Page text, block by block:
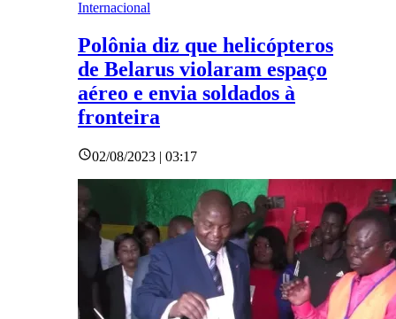
Internacional
Polônia diz que helicópteros
de Belarus violaram espaço
aéreo e envia soldados à
fronteira
02/08/2023 | 03:17